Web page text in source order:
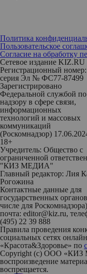
Политика
Пользовательское
Согласие на обработку
Сетевое издание KIZ.RU
Регистрационный номер:
серия Эл № ФС77-87499
Зарегистрировано
Федеральной службой по
надзору в сфере связи,
информационных
технологий и массовых
коммуникаций
(Роскомнадзор)
18+
Учредитель: Общество с
ограниченной
"КИЗ МЕДИА"
Главный редактор: Лия
Рогожина
Контактные данные для
государственных
числе для
почта: editor@kiz.ru,
(495) 22 39 888
Правила проведения
социальных сетях
«Красота&Здоровье» по
Copyright (с) ООО
воспроизведение
воспрещается.